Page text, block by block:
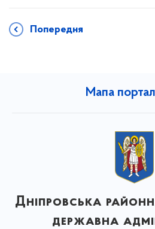
Попередня
Мапа
Дніпровська
державна